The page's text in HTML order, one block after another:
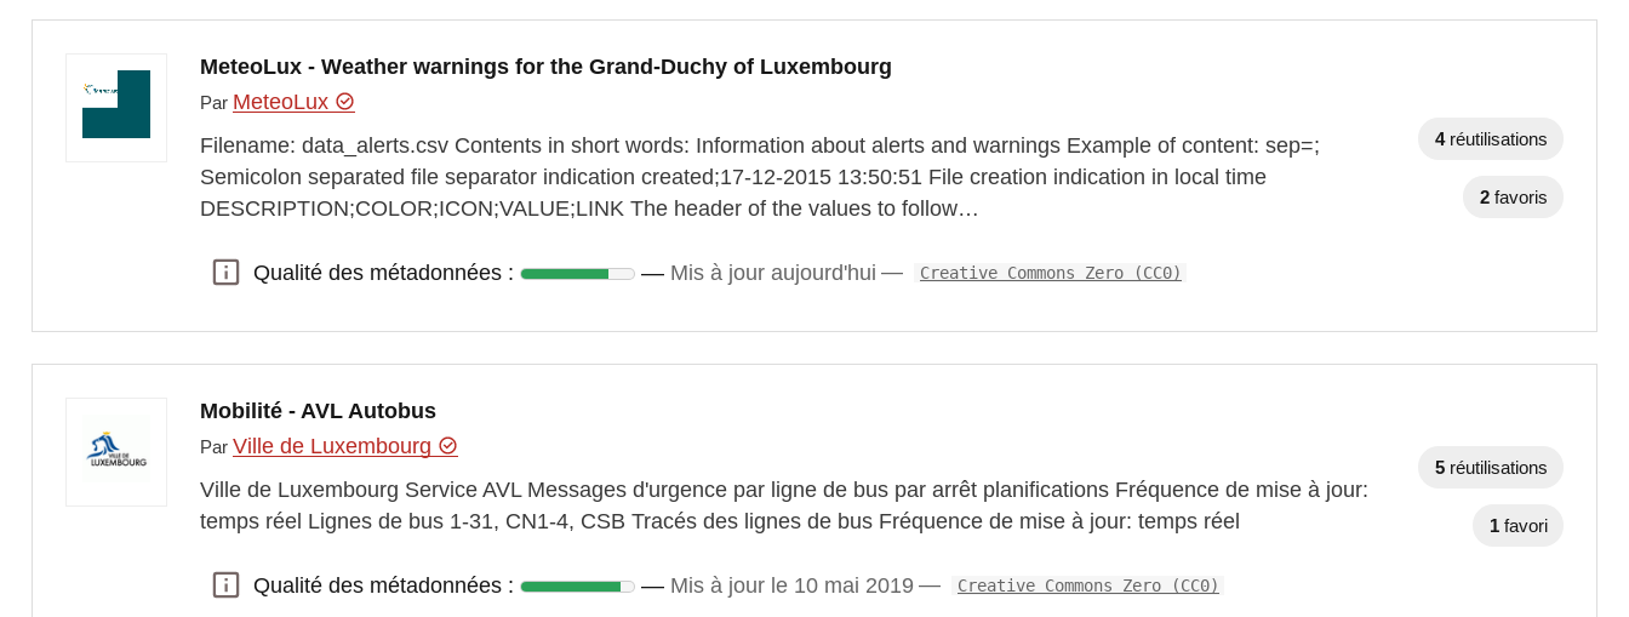
MeteoLux - Weather warnings for the Grand-Duchy of Luxembourg
Par MeteoLux
Filename: data_alerts.csv Contents in short words: Information about alerts and warnings Example of content: sep=;
Semicolon separated file separator indication created;17-12-2015 13:50:51 File creation indication in local time
DESCRIPTION;COLOR;ICON;VALUE;LINK The header of the values to follow…
Qualité des métadonnées :
Qualité des métadonnées : Mis à jour aujourd'hui Creative Commons Zero (CC0)
4 réutilisations
2 favoris
Mobilité - AVL Autobus
Par Ville de Luxembourg
Ville de Luxembourg Service AVL Messages d'urgence par ligne de bus par arrêt planifications Fréquence de mise à jour:
temps réel Lignes de bus 1-31, CN1-4, CSB Tracés des lignes de bus Fréquence de mise à jour: temps réel
Qualité des métadonnées :
Qualité des métadonnées : Mis à jour le 10 mai 2019 Creative Commons Zero (CC0)
5 réutilisations
1 favori